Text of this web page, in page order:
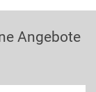
Angebote